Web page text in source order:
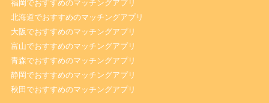
福岡でおすすめのマッチングアプリ
北海道でおすすめのマッチングアプリ
大阪でおすすめのマッチングアプリ
富山でおすすめのマッチングアプリ
青森でおすすめのマッチングアプリ
静岡でおすすめのマッチングアプリ
秋田でおすすめのマッチングアプリ